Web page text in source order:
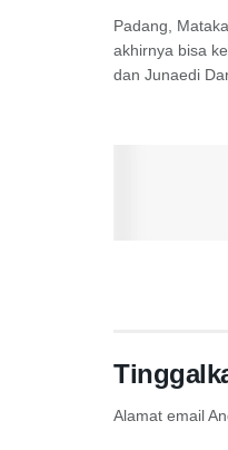
Padang,
akhirnya bisa
dan Junaedi
Alamat email